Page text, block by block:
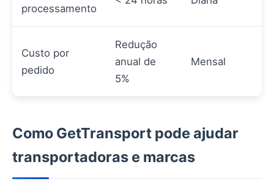
processamento
Custo por
pedido
Redução
anual de
5%
Mensal
Como GetTransport pode ajudar
transportadoras e marcas